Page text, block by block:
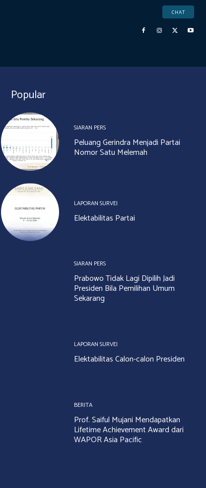
CHAT
Popular
SIARAN PERS
Peluang Gerindra Menjadi Partai
Nomor Satu Melemah
LAPORAN SURVEI
Elektabilitas Partai
SIARAN PERS
Prabowo Tidak Lagi Dipilih Jadi
Presiden Bila Pemilihan Umum
Sekarang
LAPORAN SURVEI
Elektabilitas Calon-calon Presiden
BERITA
Prof. Saiful Mujani Mendapatkan
Lifetime Achievement Award dari
WAPOR Asia Pacific